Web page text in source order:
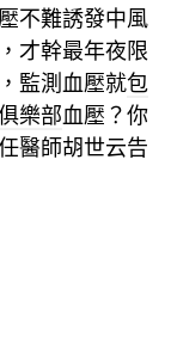
不難誘發中風
才幹最年夜限
監測血壓就包
樂部血壓？你
醫師胡世云告